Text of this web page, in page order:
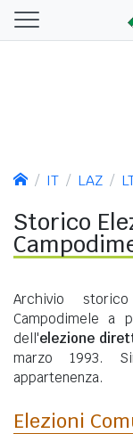
IT LAZ
Storico
Archivio
Campodimele a
dell'elezione
marzo 1993.
appartenenza.
Elezioni